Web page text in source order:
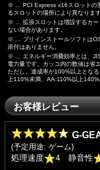
※ … PCI Express x16スロットの
るスロットの場所により異なりま
※ … 拡張スロットは増設するカー
ない場合があります。
※ … プリインストールソフトは
添付はありません。
※ … エネルギー消費効率とは、
電力量です。カッコ内の数値は省
ただし、達成率が100%以上とな
上110%未満、AA:110%以上
お客様レビュー
G-
(予定用途: ゲーム)
処理速度 4 静音性